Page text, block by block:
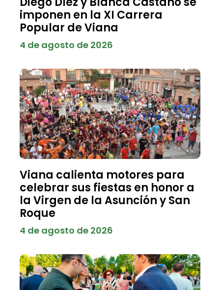
imponen en la XI Carrera
Popular de Viana
4 de agosto de 2026
Viana calienta motores para
celebrar sus fiestas en honor a
la Virgen de la Asunción y San
Roque
4 de agosto de 2026